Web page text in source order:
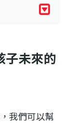
子未來的
我們可以幫